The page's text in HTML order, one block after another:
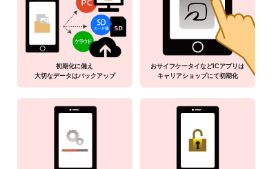
初期化に備え
大切なデータはバックアップ
おサイフケータイなどICアプリは
キャリアショップにて初期化